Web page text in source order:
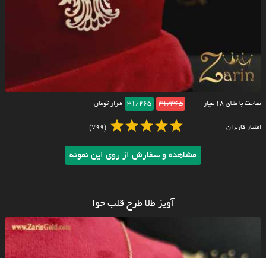
ساخت با طلای ۱۸ عیار 31/365
31/265 هزار تومان
امتیاز کاربران (799)
مشاهده و سفارش از روی این نمونه
آویز طلا طرح قلب حوا